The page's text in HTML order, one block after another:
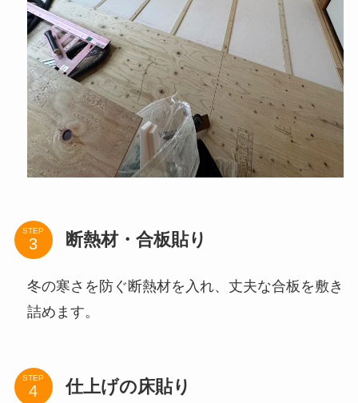
STEP 断熱材・合板貼り
冬の寒さを防ぐ断熱材を入れ、丈夫な合板を敷き
詰めます。
STEP 仕上げの床貼り